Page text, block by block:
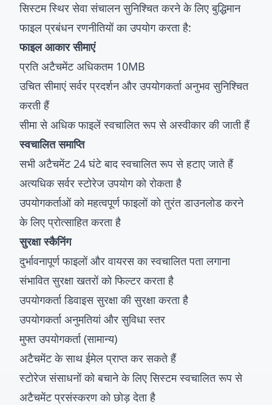
सिस्टम स्थिर सेवा संचालन सुनिश्चित करने के लिए बुद्धिमान
फाइल प्रबंधन रणनीतियों का उपयोग करता है:
फाइल आकार सीमाएं
प्रति अटैचमेंट अधिकतम 10MB
उचित सीमाएं सर्वर प्रदर्शन और उपयोगकर्ता अनुभव सुनिश्चित
करती हैं
सीमा से अधिक फाइलें स्वचालित रूप से अस्वीकार की जाती हैं
स्वचालित समाप्ति
सभी अटैचमेंट 24 घंटे बाद स्वचालित रूप से हटाए जाते हैं
अत्यधिक सर्वर स्टोरेज उपयोग को रोकता है
उपयोगकर्ताओं को महत्वपूर्ण फाइलों को तुरंत डाउनलोड करने
के लिए प्रोत्साहित करता है
सुरक्षा स्कैनिंग
दुर्भावनापूर्ण फाइलों और वायरस का स्वचालित पता लगाना
संभावित सुरक्षा खतरों को फिल्टर करता है
उपयोगकर्ता डिवाइस सुरक्षा की सुरक्षा करता है
उपयोगकर्ता अनुमतियां और सुविधा स्तर
मुफ्त उपयोगकर्ता (सामान्य)
अटैचमेंट के साथ ईमेल प्राप्त कर सकते हैं
स्टोरेज संसाधनों को बचाने के लिए सिस्टम स्वचालित रूप से
अटैचमेंट प्रसंस्करण को छोड़ देता है